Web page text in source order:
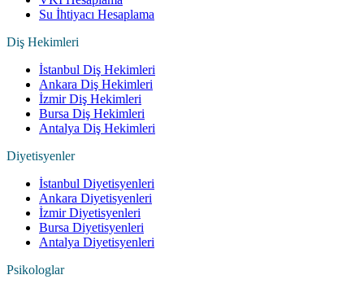
Su İhtiyacı Hesaplama
Diş Hekimleri
İstanbul Diş Hekimleri
Ankara Diş Hekimleri
İzmir Diş Hekimleri
Bursa Diş Hekimleri
Antalya Diş Hekimleri
Diyetisyenler
İstanbul Diyetisyenleri
Ankara Diyetisyenleri
İzmir Diyetisyenleri
Bursa Diyetisyenleri
Antalya Diyetisyenleri
Psikologlar